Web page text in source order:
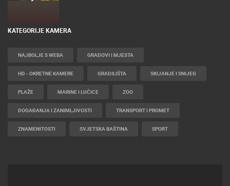
KATEGORIJE KAMERA
NAJBOLJE S WEBA GRADOVI I MJESTA
HD - OKRETNE KAMERE GRADILIŠTA SKIJANJE I SNIJEG
PLAŽE MARINE I LUČICE ZOO
DOGAĐANJA I ZANIMLJIVOSTI TRANSPORT I PROMET
ZNAMENITOSTI SVJETSKA BAŠTINA SPORT